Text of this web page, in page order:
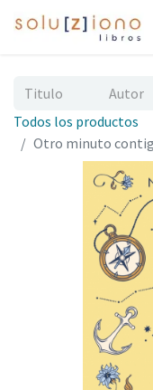
Todos los productos
Otro minuto